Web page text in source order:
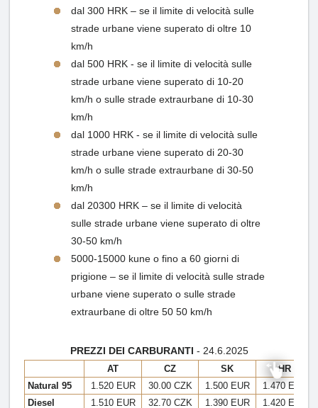
dal 300 HRK – se il limite di velocità sulle
strade urbane viene superato di oltre 10
km/h
dal 500 HRK - se il limite di velocità sulle
strade urbane viene superato di 10-20
km/h o sulle strade extraurbane di 10-30
km/h
dal 1000 HRK - se il limite di velocità sulle
strade urbane viene superato di 20-30
km/h o sulle strade extraurbane di 30-50
km/h
dal 20300 HRK – se il limite di velocità
sulle strade urbane viene superato di oltre
30-50 km/h
5000-15000 kune o fino a 60 giorni di
prigione – se il limite di velocità sulle strade
urbane viene superato o sulle strade
extraurbane di oltre 50 50 km/h
PREZZI DEI CARBURANTI - 24.6.2025
AT CZ SK
HR
Natural 95
1.520 EUR 30.00 CZK 1.500 EUR
1.470 EUR
Diesel
1.510 EUR 32.70 CZK 1.390 EUR 1.420 EUR